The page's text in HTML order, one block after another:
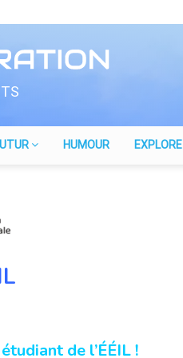
HUMOUR EXPLORE
de l’ÉÉIL !